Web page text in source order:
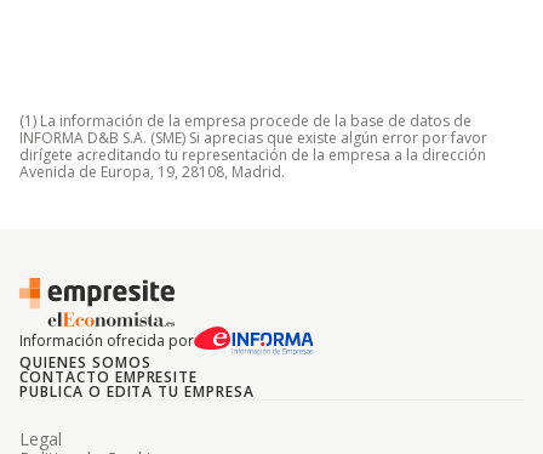
(1) La información de la empresa procede de la base de datos de
INFORMA D&B S.A. (SME) Si aprecias que existe algún error por favor
dirígete acreditando tu representación de la empresa a la dirección
Avenida de Europa, 19, 28108, Madrid.
Información ofrecida por
QUIENES SOMOS
CONTACTO EMPRESITE
PUBLICA O EDITA TU EMPRESA
Legal